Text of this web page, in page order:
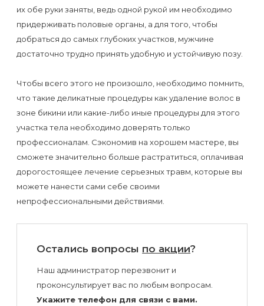
их обе руки заняты, ведь одной рукой им необходимо
придерживать половые органы, а для того, чтобы
добраться до самых глубоких участков, мужчине
достаточно трудно принять удобную и устойчивую позу.
Чтобы всего этого не произошло, необходимо помнить,
что такие деликатные процедуры как удаление волос в
зоне бикини или какие-либо иные процедуры для этого
участка тела необходимо доверять только
профессионалам. Сэкономив на хорошем мастере, вы
сможете значительно больше растратиться, оплачивая
дорогостоящее лечение серьезных травм, которые вы
можете нанести сами себе своими
непрофессиональными действиями.
Остались вопросы по акции?
Наш администратор перезвонит и
проконсультирует вас по любым вопросам.
Укажите телефон для связи с вами.